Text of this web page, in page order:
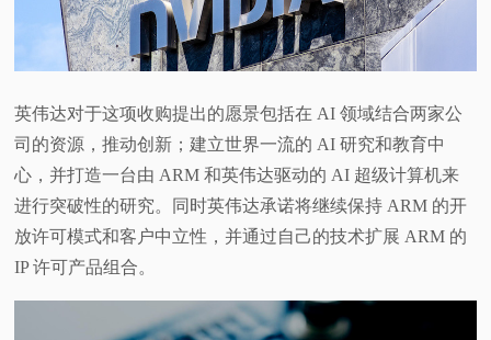
英伟达对于这项收购提出的愿景包括在 AI 领域结合两家公
司的资源，推动创新；建立世界一流的 AI 研究和教育中
心，并打造一台由 ARM 和英伟达驱动的 AI 超级计算机来
进行突破性的研究。同时英伟达承诺将继续保持 ARM 的开
放许可模式和客户中立性，并通过自己的技术扩展 ARM 的
IP 许可产品组合。